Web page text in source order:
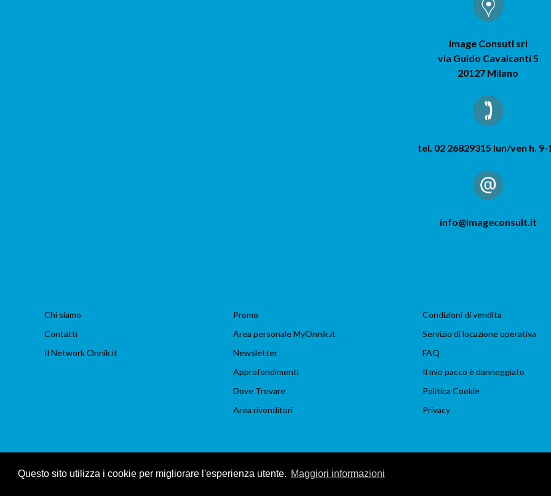
Questo sito utilizza i cookie per migliorare l'esperienza utente. Maggiori informazioni
Image Consutl srl
via Guido Cavalcanti 5
20127 Milano
tel. 02 26829315 lun/ven h. 9-
info@imageconsult.it
Chi siamo
Contatti
Il Network Onnik.it
Promo
Area personale MyOnnik.it
Newsletter
Approfondimenti
Dove Trovare
Area rivenditori
Condizioni di vendita
Servizio di locazione operativa
FAQ
Il mio pacco è danneggiato
Politica Cookie
Privacy